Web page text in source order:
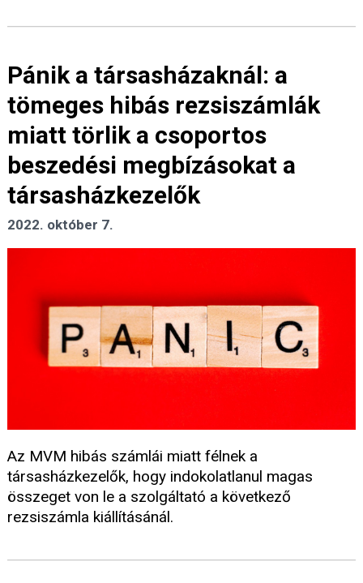
Pánik a társasházaknál: a
tömeges hibás rezsiszámlák
miatt törlik a csoportos
beszedési megbízásokat a
társasházkezelők
2022. október 7.
Az MVM hibás számlái miatt félnek a
társasházkezelők, hogy indokolatlanul magas
összeget von le a szolgáltató a következő
rezsiszámla kiállításánál.